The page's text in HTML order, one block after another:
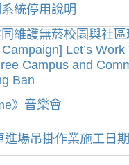
統停用說明
同維護無菸校園與社
Let’s Work
Campus and
Ban
》音樂會
進場吊掛作業施工日